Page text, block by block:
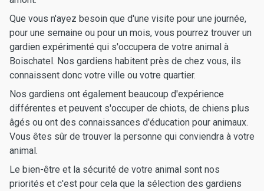
Que vous n'ayez besoin que d'une visite pour une journée,
pour une semaine ou pour un mois, vous pourrez trouver un
gardien expérimenté qui s'occupera de votre animal à
Boischatel. Nos gardiens habitent près de chez vous, ils
connaissent donc votre ville ou votre quartier.
Nos gardiens ont également beaucoup d'expérience
différentes et peuvent s'occuper de chiots, de chiens plus
âgés ou ont des connaissances d'éducation pour animaux.
Vous êtes sûr de trouver la personne qui conviendra à votre
animal.
Le bien-être et la sécurité de votre animal sont nos
priorités et c'est pour cela que la sélection des gardiens